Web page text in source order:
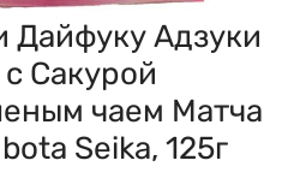
Дайфуку Адзуки
Сакурой
чаем Матча
Seika, 125г